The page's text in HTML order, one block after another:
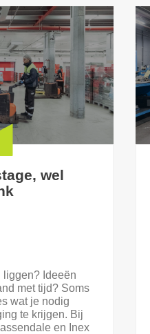
wel
liggen? Ideeën
met tijd? Soms
wat je nodig
te krijgen. Bij
en Inex